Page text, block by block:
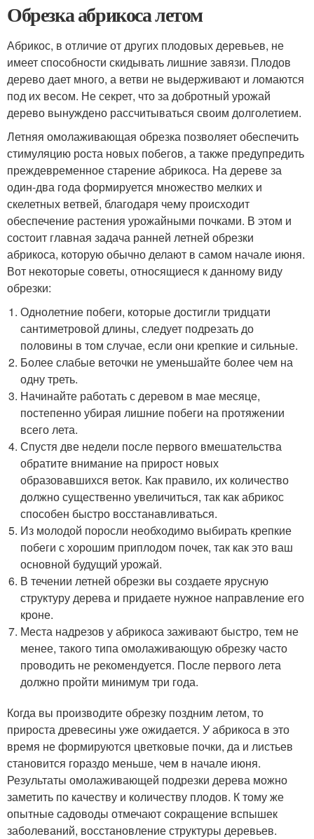
Обрезка абрикоса летом
Абрикос, в отличие от других плодовых деревьев, не
имеет способности скидывать лишние завязи. Плодов
дерево дает много, а ветви не выдерживают и ломаются
под их весом. Не секрет, что за добротный урожай
дерево вынуждено рассчитываться своим долголетием.
Летняя омолаживающая обрезка позволяет обеспечить
стимуляцию роста новых побегов, а также предупредить
преждевременное старение абрикоса. На дереве за
один-два года формируется множество мелких и
скелетных ветвей, благодаря чему происходит
обеспечение растения урожайными почками. В этом и
состоит главная задача ранней летней обрезки
абрикоса, которую обычно делают в самом начале июня.
Вот некоторые советы, относящиеся к данному виду
обрезки:
Однолетние побеги, которые достигли тридцати
сантиметровой длины, следует подрезать до
половины в том случае, если они крепкие и сильные.
Более слабые веточки не уменьшайте более чем на
одну треть.
Начинайте работать с деревом в мае месяце,
постепенно убирая лишние побеги на протяжении
всего лета.
Спустя две недели после первого вмешательства
обратите внимание на прирост новых
образовавшихся веток. Как правило, их количество
должно существенно увеличиться, так как абрикос
способен быстро восстанавливаться.
Из молодой поросли необходимо выбирать крепкие
побеги с хорошим приплодом почек, так как это ваш
основной будущий урожай.
В течении летней обрезки вы создаете ярусную
структуру дерева и придаете нужное направление его
кроне.
Места надрезов у абрикоса заживают быстро, тем не
менее, такого типа омолаживающую обрезку часто
проводить не рекомендуется. После первого лета
должно пройти минимум три года.
Когда вы производите обрезку поздним летом, то
прироста древесины уже ожидается. У абрикоса в это
время не формируются цветковые почки, да и листьев
становится гораздо меньше, чем в начале июня.
Результаты омолаживающей подрезки дерева можно
заметить по качеству и количеству плодов. К тому же
опытные садоводы отмечают сокращение вспышек
заболеваний, восстановление структуры деревьев.